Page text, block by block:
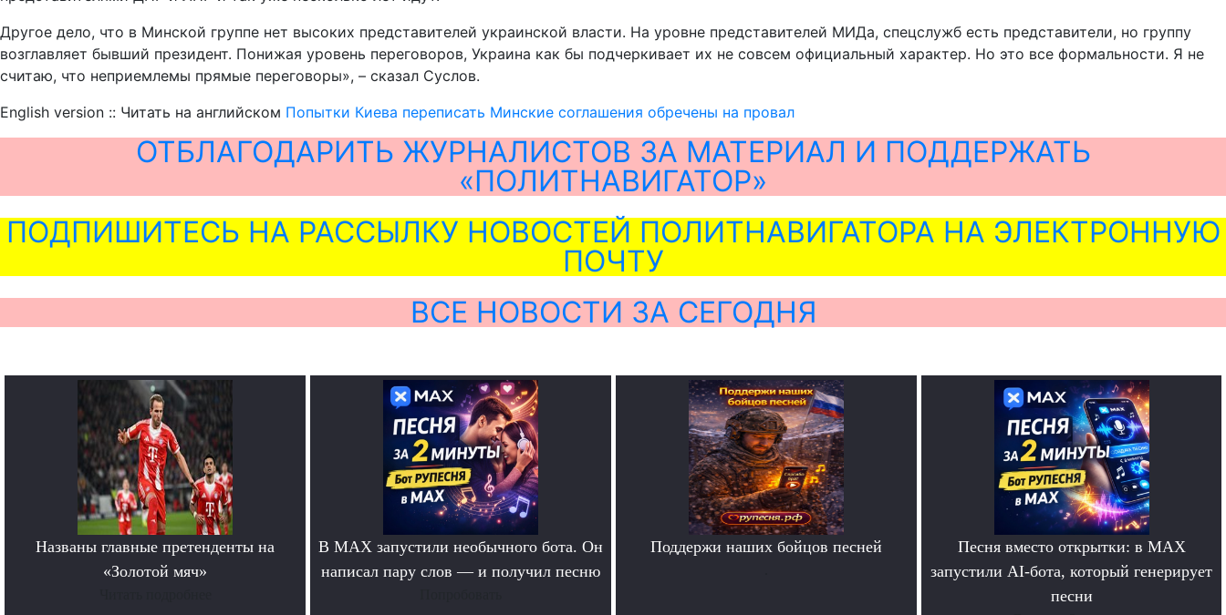
Другое дело, что в Минской группе нет высоких представителей украинской власти. На уровне представителей МИДа, спецслужб есть представители, но группу
возглавляет бывший президент. Понижая уровень переговоров, Украина как бы подчеркивает их не совсем официальный характер. Но это все формальности. Я не
считаю, что неприемлемы прямые переговоры», – сказал Суслов.
English version :: Читать на английском Попытки Киева переписать Минские соглашения обречены на провал
ОТБЛАГОДАРИТЬ ЖУРНАЛИСТОВ ЗА МАТЕРИАЛ И ПОДДЕРЖАТЬ
«ПОЛИТНАВИГАТОР»
ПОДПИШИТЕСЬ НА РАССЫЛКУ НОВОСТЕЙ ПОЛИТНАВИГАТОРА НА ЭЛЕКТРОННУЮ
ПОЧТУ
ВСЕ НОВОСТИ ЗА СЕГОДНЯ
Названы главные претенденты на
«Золотой мяч»
В MAX запустили необычного бота. Он
написал пару слов — и получил песню
Поддержи наших бойцов песней
Песня вместо открытки: в MAX
запустили AI-бота, который генерирует
песни